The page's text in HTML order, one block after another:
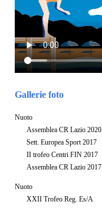
Gallerie foto
Nuoto
Assemblea CR Lazio 2020
Sett. Europea Sport 2017
II trofeo Centri FIN 2017
Assemblea CR Lazio 2017
Nuoto
XXII Trofeo Reg. Es/A